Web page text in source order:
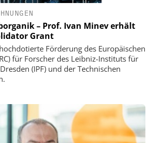
– Prof. Ivan Minev erhält
Grant
Förderung des Europäischen
für Forscher des Leibniz-Instituts für
(IPF) und der Technischen